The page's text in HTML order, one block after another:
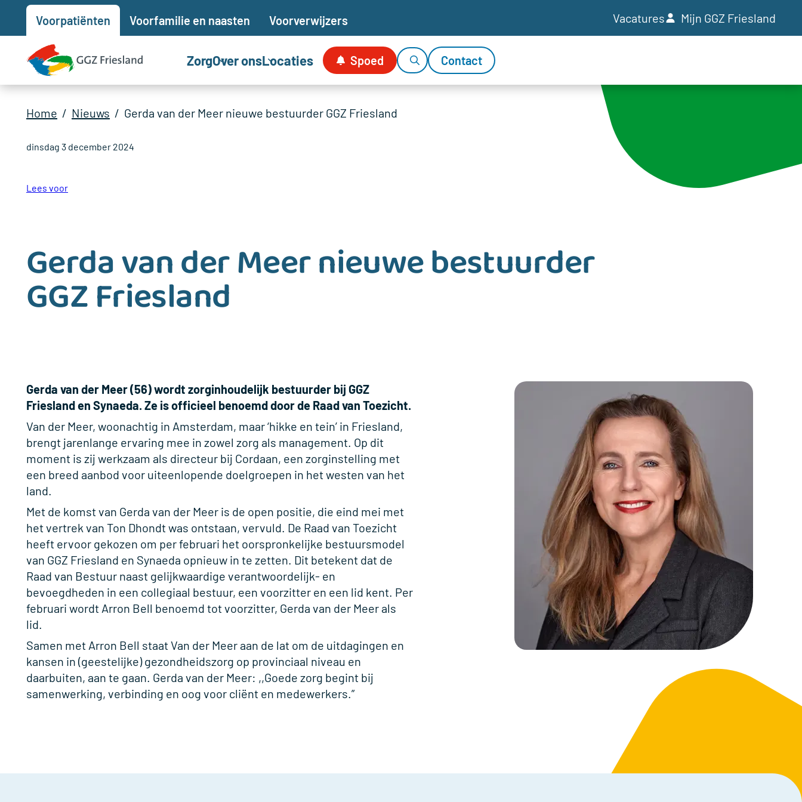
Voorpatiënten Voorfamilie en naasten Voorverwijzers Vacatures Mijn GGZ Friesland
ZorgOver onsLocaties Spoed Contact
Home Nieuws Gerda van der Meer nieuwe bestuurder GGZ Friesland
dinsdag 3 december 2024
Lees voor
Gerda van der Meer nieuwe bestuurder
GGZ Friesland
Gerda van der Meer (56) wordt zorginhoudelijk bestuurder bij GGZ
Friesland en Synaeda. Ze is officieel benoemd door de Raad van Toezicht.
Van der Meer, woonachtig in Amsterdam, maar ‘hikke en tein’ in Friesland,
brengt jarenlange ervaring mee in zowel zorg als management. Op dit
moment is zij werkzaam als directeur bij Cordaan, een zorginstelling met
een breed aanbod voor uiteenlopende doelgroepen in het westen van het
land.
Met de komst van Gerda van der Meer is de open positie, die eind mei met
het vertrek van Ton Dhondt was ontstaan, vervuld. De Raad van Toezicht
heeft ervoor gekozen om per februari het oorspronkelijke bestuursmodel
van GGZ Friesland en Synaeda opnieuw in te zetten. Dit betekent dat de
Raad van Bestuur naast gelijkwaardige verantwoordelijk- en
bevoegdheden in een collegiaal bestuur, een voorzitter en een lid kent. Per
februari wordt Arron Bell benoemd tot voorzitter, Gerda van der Meer als
lid.
Samen met Arron Bell staat Van der Meer aan de lat om de uitdagingen en
kansen in (geestelijke) gezondheidszorg op provinciaal niveau en
daarbuiten, aan te gaan. Gerda van der Meer: ,,Goede zorg begint bij
samenwerking, verbinding en oog voor cliënt en medewerkers.”